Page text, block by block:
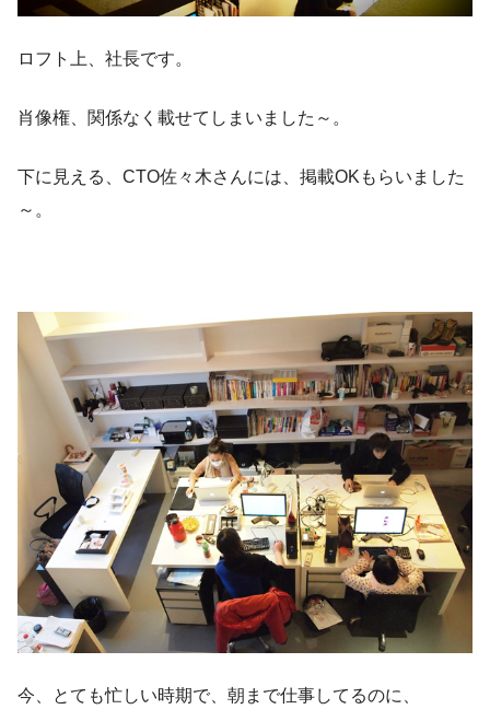
ロフト上、社長です。
肖像権、関係なく載せてしまいました～。
下に見える、CTO佐々木さんには、掲載OKもらいました
～。
今、とても忙しい時期で、朝まで仕事してるのに、